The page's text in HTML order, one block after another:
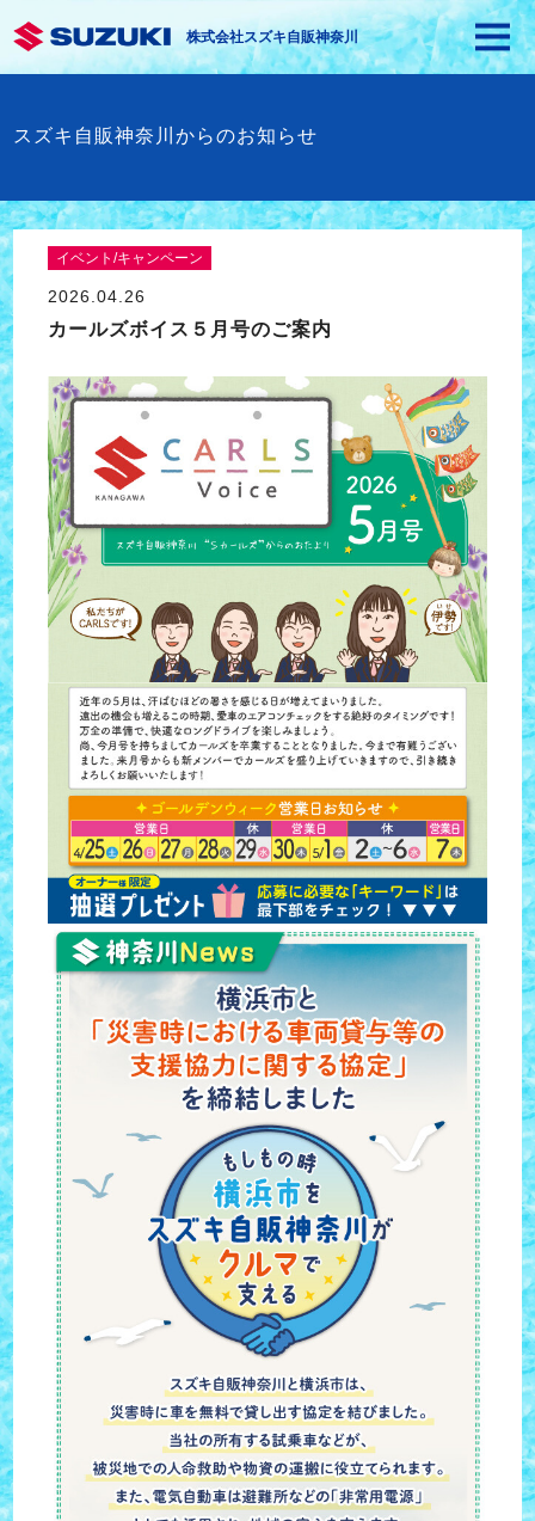
株式会社スズキ自販神奈川
スズキ自販神奈川からのお知らせ
イベント/キャンペーン
2026.04.26
カールズボイス５月号のご案内